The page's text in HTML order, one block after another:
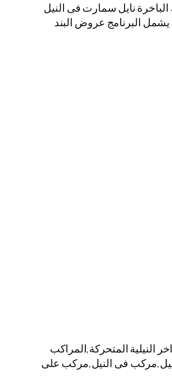
نايل سمارت فى النيل
يشمل البرنامج عروض البند
المتحركة,المراكب
فى النيل,مركب على